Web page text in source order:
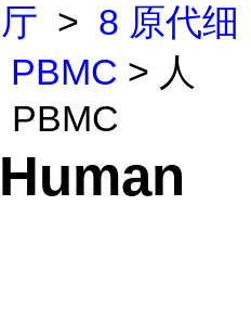
> 8 原代细
PBMC > 人
PBMC